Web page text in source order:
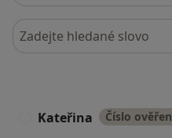
Hledejte v názorech
Kateřina Číslo